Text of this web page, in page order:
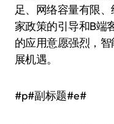
足、网络容量有限
家政策的引导和B端
的应用意愿强烈，
展机遇。
#p#副标题#e#